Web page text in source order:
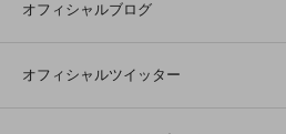
オフィシャルブログ
オフィシャルツイッター